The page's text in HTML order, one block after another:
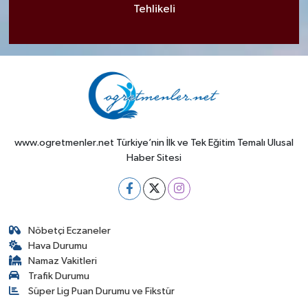
Tehlikeli
www.ogretmenler.net Türkiye’nin İlk ve Tek Eğitim Temalı Ulusal
Haber Sitesi
Nöbetçi Eczaneler
Hava Durumu
Namaz Vakitleri
Trafik Durumu
Süper Lig Puan Durumu ve Fikstür